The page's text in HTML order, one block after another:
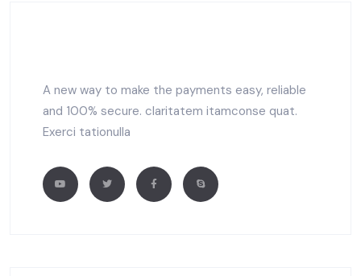
A new way to make the payments easy, reliable
and 100% secure. claritatem itamconse quat.
Exerci tationulla